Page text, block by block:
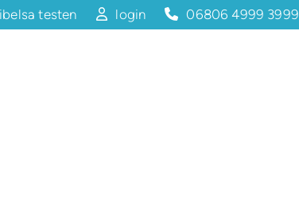
ibelsa testen login 06806 4999 3999